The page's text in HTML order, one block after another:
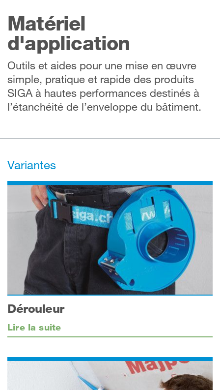
Matériel
d'application
Outils et aides pour une mise en œuvre
simple, pratique et rapide des produits
SIGA à hautes performances destinés à
l’étanchéité de l’enveloppe du bâtiment.
Variantes
Dérouleur
Lire la suite